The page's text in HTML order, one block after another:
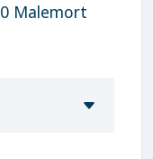
Malemort